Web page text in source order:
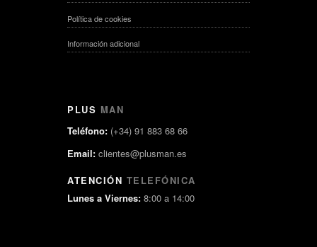
Política de cookies
Información adicional
PLUS MAN
Teléfono: (+34) 91 883 68 66
Email: clientes@plusman.es
ATENCIÓN TELEFÓNICA
Lunes a Viernes: 8:00 a 14:00